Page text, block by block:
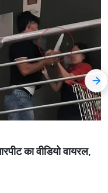
का वीडियो वायरल,